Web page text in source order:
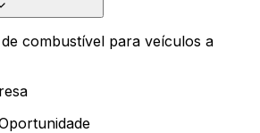
combustível para veículos a